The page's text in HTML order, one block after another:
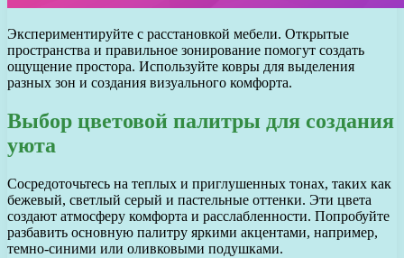
Экспериментируйте с расстановкой мебели. Открытые
пространства и правильное зонирование помогут создать
ощущение простора. Используйте ковры для выделения
разных зон и создания визуального комфорта.
Выбор цветовой палитры для создания
уюта
Сосредоточьтесь на теплых и приглушенных тонах, таких как
бежевый, светлый серый и пастельные оттенки. Эти цвета
создают атмосферу комфорта и расслабленности. Попробуйте
разбавить основную палитру яркими акцентами, например,
темно-синими или оливковыми подушками.